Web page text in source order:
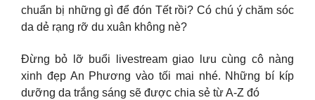
chuẩn bị những gì để đón Tết rồi? Có chú ý chăm sóc
da dẻ rạng rỡ du xuân không nè?
Đừng bỏ lỡ buổi livestream giao lưu cùng cô nàng
xinh đẹp An Phương vào tối mai nhé. Những bí kíp
dưỡng da trắng sáng sẽ được chia sẻ từ A-Z đó